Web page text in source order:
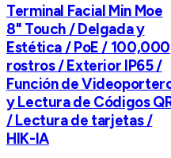
Terminal Facial Min Moe
8" Touch / Delgada y
Estética / PoE / 100,000
rostros / Exterior IP65 /
Función de
y Lectura de Códigos
/ Lectura de tarjetas /
HIK-IA